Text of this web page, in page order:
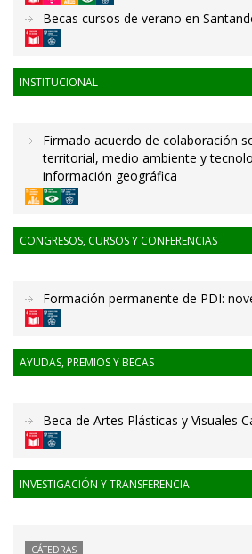
Becas cursos de verano en
INSTITUCIONAL
Firmado acuerdo de colaboración
territorial, medio ambiente y
información geográfica
CONGRESOS, CURSOS Y CONFERENCIAS
Formación permanente de PDI:
AYUDAS, PREMIOS Y BECAS
Beca de Artes Plásticas y Visuales
INVESTIGACIÓN Y TRANSFERENCIA
CÁTEDRAS